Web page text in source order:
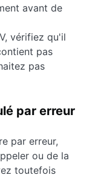
avant de
vérifiez qu'il
pas
pas
par erreur
par erreur,
ou de la
toutefois